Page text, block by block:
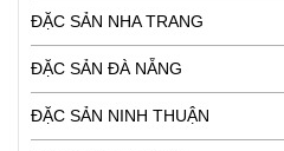
ĐẶC SẢN NHA TRANG
ĐẶC SẢN ĐÀ NẴNG
ĐẶC SẢN NINH THUẬN